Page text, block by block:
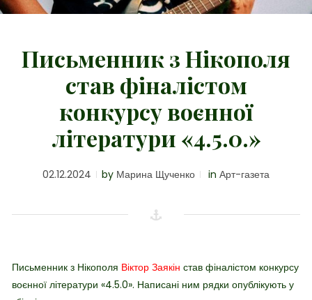
Письменник з Нікополя
став фіналістом
конкурсу воєнної
літератури «4.5.0.»
02.12.2024 by Марина Щученко in Арт-газета
Письменник з Нікополя Віктор Заякін став фіналістом конкурсу
воєнної літератури «4.5.0». Написані ним рядки опублікують у